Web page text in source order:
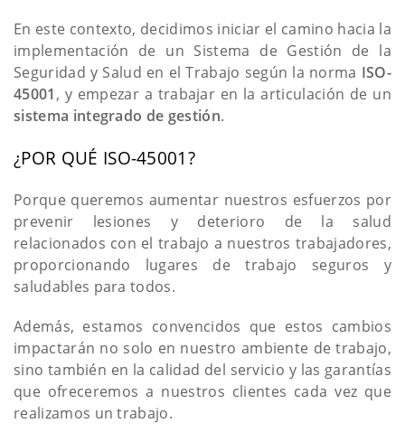
En este contexto, decidimos iniciar el camino hacia la
implementación de un Sistema de Gestión de la
Seguridad y Salud en el Trabajo según la norma ISO-
45001 , y empezar a trabajar en la articulación de un
sistema integrado de gestión.
¿POR QUÉ ISO-45001?
Porque queremos aumentar nuestros esfuerzos por
prevenir lesiones y deterioro de la salud
relacionados con el trabajo a nuestros trabajadores,
proporcionando lugares de trabajo seguros y
saludables para todos.
Además, estamos convencidos que estos cambios
impactarán no solo en nuestro ambiente de trabajo,
sino también en la calidad del servicio y las garantías
que ofreceremos a nuestros clientes cada vez que
realizamos un trabajo.